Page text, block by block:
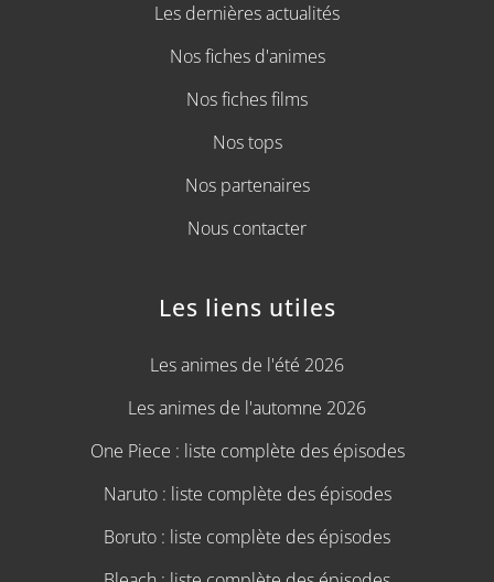
Les dernières actualités
Nos fiches d'animes
Nos fiches films
Nos tops
Nos partenaires
Nous contacter
Les liens utiles
Les animes de l'été 2026
Les animes de l'automne 2026
One Piece : liste complète des épisodes
Naruto : liste complète des épisodes
Boruto : liste complète des épisodes